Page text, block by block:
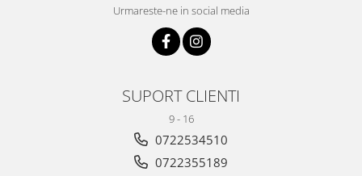
Urmareste-ne in social media
SUPORT CLIENTI
9 - 16
0722534510
0722355189